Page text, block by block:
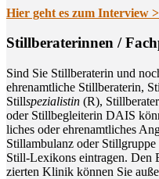
Hier geht es zum Interview
Still­be­ra­te­rin­nen /
Sind Sie Still­be­ra­te­rin und
ehren­amt­li­che Still­be­ra­te­rin,
Stillspe­zia­lis­tin (R),
oder Still­be­glei­te­rin DAIS
li­ches oder ehren­amt­li­ches
Still­am­bu­lanz oder
Still-Lexi­kons ein­tra­gen.
zier­ten Kli­nik kön­nen Sie